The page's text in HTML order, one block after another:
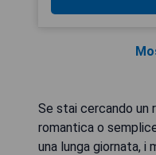
Se stai cercando
romantica o
una lunga giornata, i